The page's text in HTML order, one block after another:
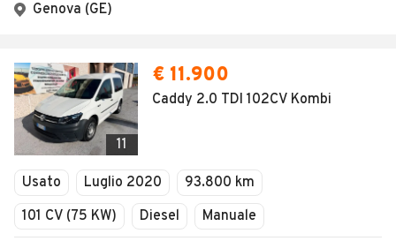
Genova (GE)
11
€ 11.900
Caddy 2.0 TDI 102CV Kombi
Usato Luglio 2020
93.800 km
101 CV (75 KW)
Diesel Manuale